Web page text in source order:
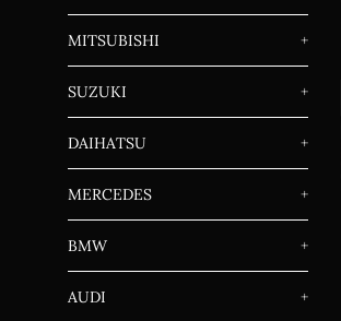
MITSUBISHI +
SUZUKI +
DAIHATSU +
MERCEDES +
BMW +
AUDI +